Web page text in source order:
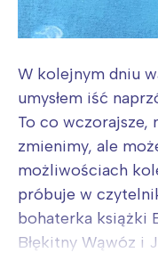
W kolejnym dniu
umysłem iść
To co wczorajsze,
zmienimy, ale
możliwościach
próbuje w
bohaterka książki
Błękitny Wąwóz i